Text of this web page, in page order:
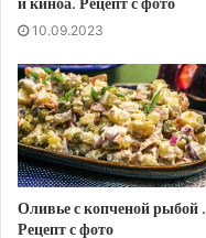
10.09.2023
Оливье с копченой рыбой .
Рецепт с фото